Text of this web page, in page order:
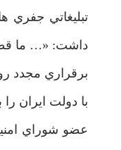
تبليغاتي جفري
داشت: «… ما
برقراري مجدد
با دولت ايران را
عضو شوراي